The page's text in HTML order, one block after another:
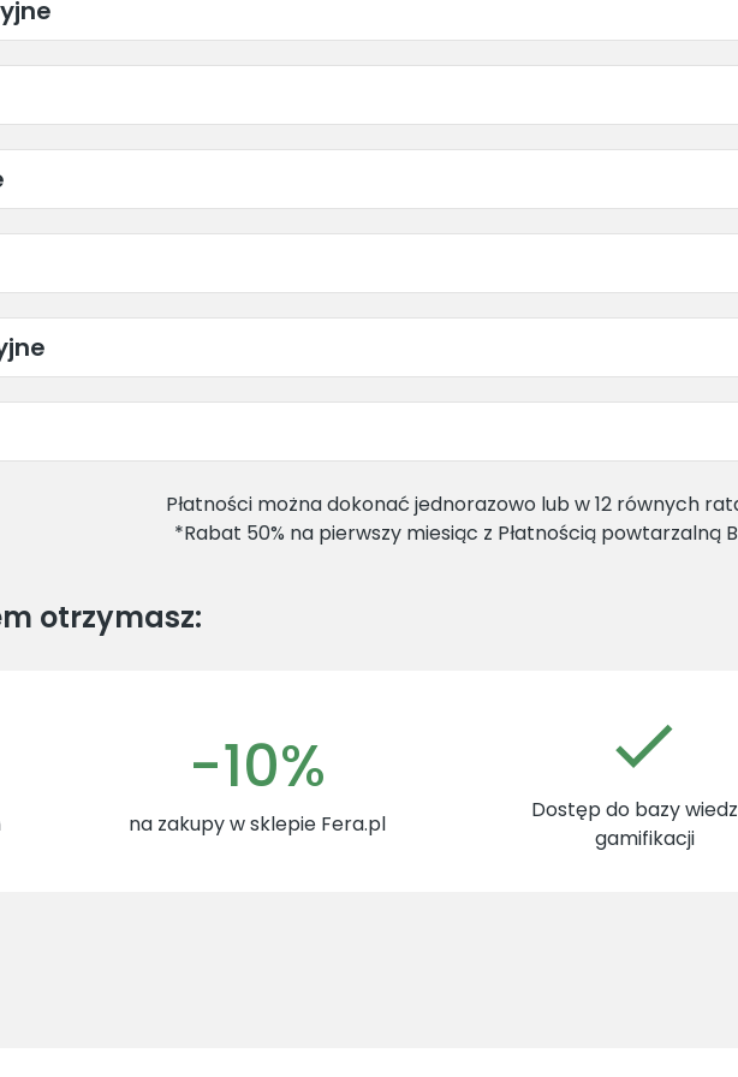
Płatności można dokonać jednorazowo lub w 12 równych
*Rabat 50% na pierwszy miesiąc z Płatnością powtarzalną
otrzymasz:
-10%
na zakupy w sklepie Fera.pl
Dostęp do bazy
gamifikacji